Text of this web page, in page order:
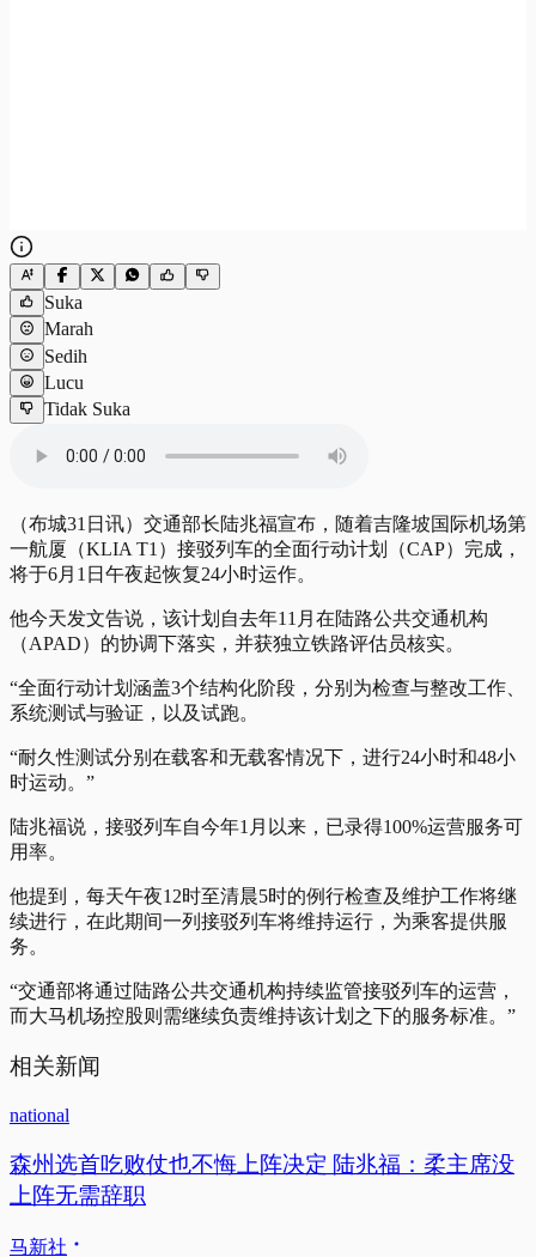
Suka
Marah
Sedih
Lucu
Tidak Suka
（布城31日讯）交通部长陆兆福宣布，随着吉隆坡国际机场第
一航厦（KLIA T1）接驳列车的全面行动计划（CAP）完成，
将于6月1日午夜起恢复24小时运作。
他今天发文告说，该计划自去年11月在陆路公共交通机构
（APAD）的协调下落实，并获独立铁路评估员核实。
“全面行动计划涵盖3个结构化阶段，分别为检查与整改工作、
系统测试与验证，以及试跑。
“耐久性测试分别在载客和无载客情况下，进行24小时和48小
时运动。”
陆兆福说，接驳列车自今年1月以来，已录得100%运营服务可
用率。
他提到，每天午夜12时至清晨5时的例行检查及维护工作将继
续进行，在此期间一列接驳列车将维持运行，为乘客提供服
务。
“交通部将通过陆路公共交通机构持续监管接驳列车的运营，
而大马机场控股则需继续负责维持该计划之下的服务标准。”
相关新闻
national
森州选首吃败仗也不悔上阵决定 陆兆福：柔主席没
上阵无需辞职
马新社